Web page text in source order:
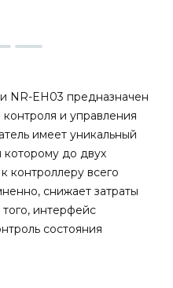
NR-EH03 предназначен
и управления
имеет уникальный
которому до двух
контроллеру всего
снижает затраты
интерфейс
состояния